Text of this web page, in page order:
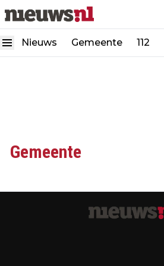
Nieuws Gemeente 112
Gemeente